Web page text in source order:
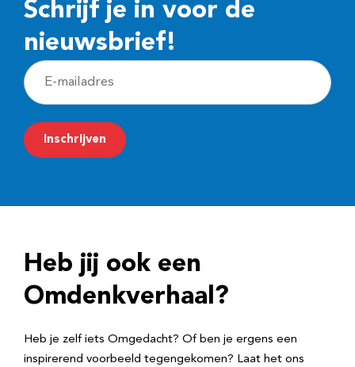
Schrijf je in voor de
nieuwsbrief!
E
-
m
a
r
e
Inschrijven
Heb jij ook een
Omdenkverhaal?
Heb je zelf iets Omgedacht? Of ben je ergens een
inspirerend voorbeeld tegengekomen? Laat het ons